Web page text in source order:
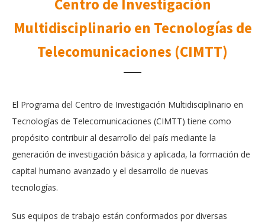
Centro de Investigación
Multidisciplinario en Tecnologías de
Telecomunicaciones (CIMTT)
El Programa del Centro de Investigación Multidisciplinario en
Tecnologías de Telecomunicaciones (CIMTT) tiene como
propósito contribuir al desarrollo del país mediante la
generación de investigación básica y aplicada, la formación de
capital humano avanzado y el desarrollo de nuevas
tecnologías.
Sus equipos de trabajo están conformados por diversas